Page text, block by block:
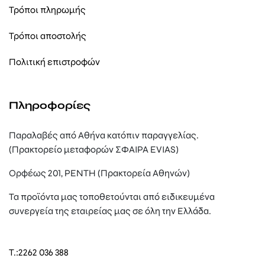
Τρόποι πληρωμής
Τρόποι αποστολής
Πολιτική επιστροφών
Πληροφορίες
Παραλαβές από Αθήνα κατόπιν παραγγελίας.
(Πρακτορείο μεταφορών ΣΦΑΙΡΑ EVIAS)
Ορφέως 201, ΡΕΝΤΗ (Πρακτορεία Αθηνών)
Τα προϊόντα μας τοποθετούνται από ειδικευμένα
συνεργεία της εταιρείας μας σε όλη την Ελλάδα.
T.:2262 036 388